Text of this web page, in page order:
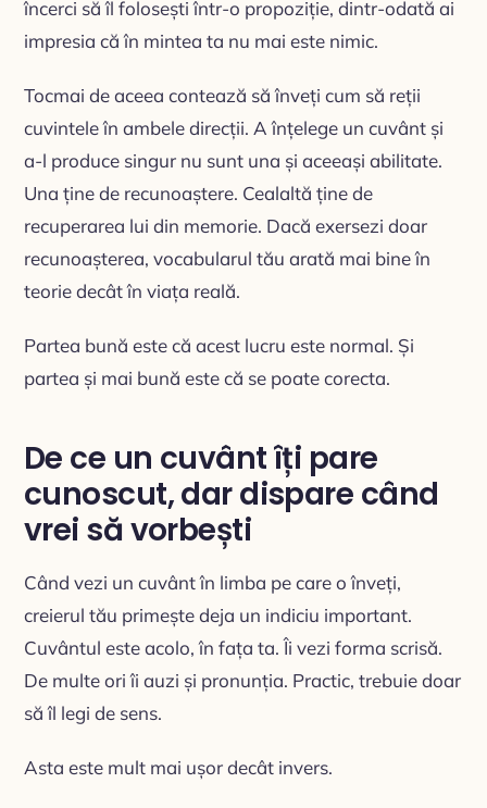
încerci să îl folosești într-o propoziție, dintr-odată ai
impresia că în mintea ta nu mai este nimic.
Tocmai de aceea contează să înveți cum să reții
cuvintele în ambele direcții. A înțelege un cuvânt și
a-l produce singur nu sunt una și aceeași abilitate.
Una ține de recunoaștere. Cealaltă ține de
recuperarea lui din memorie. Dacă exersezi doar
recunoașterea, vocabularul tău arată mai bine în
teorie decât în viața reală.
Partea bună este că acest lucru este normal. Și
partea și mai bună este că se poate corecta.
De ce un cuvânt îți pare
cunoscut, dar dispare când
vrei să vorbești
Când vezi un cuvânt în limba pe care o înveți,
creierul tău primește deja un indiciu important.
Cuvântul este acolo, în fața ta. Îi vezi forma scrisă.
De multe ori îi auzi și pronunția. Practic, trebuie doar
să îl legi de sens.
Asta este mult mai ușor decât invers.